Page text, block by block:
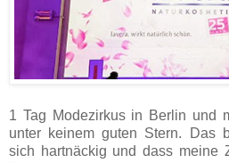
1 Tag Modezirkus in Berlin und
unter keinem guten Stern. Das
sich hartnäckig und dass meine